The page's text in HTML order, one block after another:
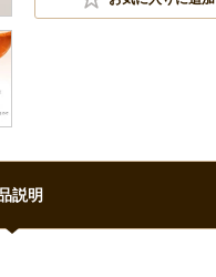
説明